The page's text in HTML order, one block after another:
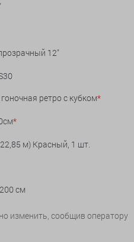
12"
ретро с кубком*
*
м) Красный, 1 шт.
см
изменить, сообщив оператору